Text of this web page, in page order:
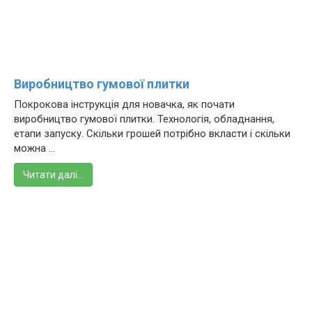
Виробництво гумової плитки
Покрокова інструкція для новачка, як почати
виробництво гумової плитки. Технологія, обладнання,
етапи запуску. Скільки грошей потрібно вкласти і скільки
можна ...
Читати далі…